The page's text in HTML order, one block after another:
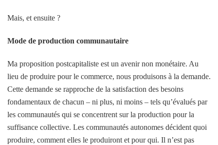
Mais, et ensuite ?
Mode de production communautaire
Ma proposition postcapitaliste est un avenir non monétaire. Au
lieu de produire pour le commerce, nous produisons à la demande.
Cette demande se rapproche de la satisfaction des besoins
fondamentaux de chacun – ni plus, ni moins – tels qu’évalués par
les communautés qui se concentrent sur la production pour la
suffisance collective. Les communautés autonomes décident quoi
produire, comment elles le produiront et pour qui. Il n’est pas